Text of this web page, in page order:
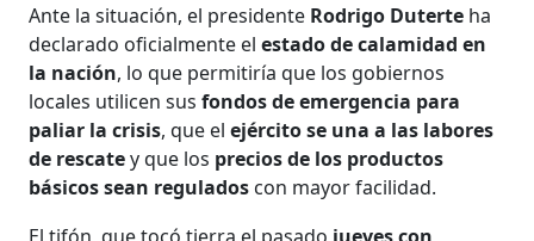
Ante la situación, el presidente Rodrigo Duterte ha
declarado oficialmente elestado de calamidad en
la nación, lo que permitiría que los gobiernos
locales utilicen susfondos de emergencia para
paliar la crisis, que el ejército se una a las labores
de rescatey que los precios de los productos
básicos sean regulados con mayor facilidad.